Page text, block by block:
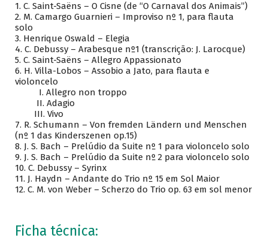
1. C. Saint-Saëns – O Cisne (de “O Carnaval dos Animais”)
2. M. Camargo Guarnieri – Improviso nº 1, para flauta
solo
3. Henrique Oswald – Elegia
4. C. Debussy – Arabesque nº1 (transcrição: J. Larocque)
5. C. Saint-Saëns – Allegro Appassionato
6. H. Villa-Lobos – Assobio a Jato, para flauta e
violoncelo
I. Allegro non troppo
II. Adagio
III. Vivo
7. R. Schumann – Von fremden Ländern und Menschen
(nº 1 das Kinderszenen op.15)
8. J. S. Bach – Prelúdio da Suite nº 1 para violoncelo solo
9. J. S. Bach – Prelúdio da Suite nº 2 para violoncelo solo
10. C. Debussy – Syrinx
11. J. Haydn – Andante do Trio nº 15 em Sol Maior
12. C. M. von Weber – Scherzo do Trio op. 63 em sol menor
Ficha técnica: